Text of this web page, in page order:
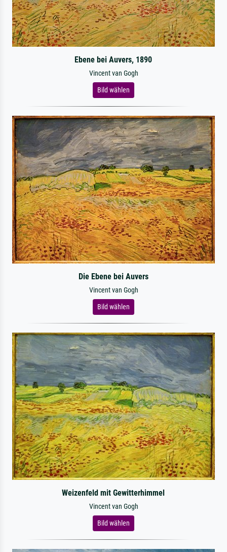
Ebene bei Auvers, 1890
Vincent van Gogh
Bild wählen
Die Ebene bei Auvers
Vincent van Gogh
Bild wählen
Weizenfeld mit Gewitterhimmel
Vincent van Gogh
Bild wählen